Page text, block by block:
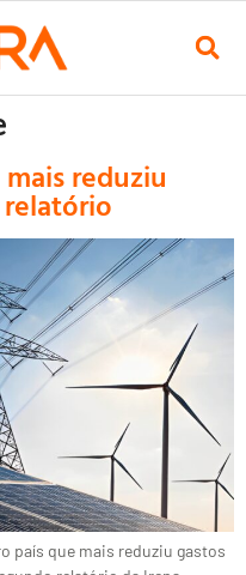
reduziu
país que mais reduziu gastos